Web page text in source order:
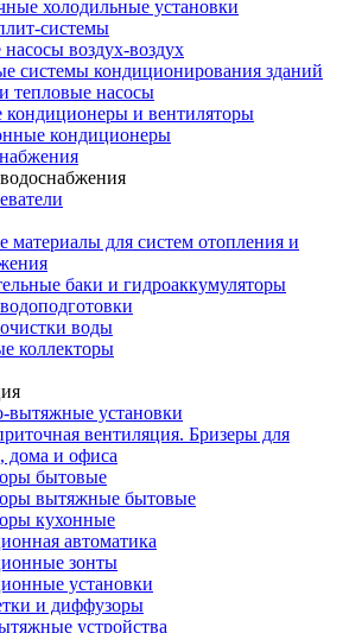
холодильные установки
системы
воздух-воздух
системы кондиционирования зданий
тепловые насосы
и вентиляторы
кондиционеры
материалы для систем отопления и
баки и гидроаккумуляторы
воды
коллекторы
вытяжные установки
вентиляция. Бризеры для
дома и офиса
бытовые
вытяжные бытовые
кухонные
автоматика
зонты
установки
и диффузоры
устройства